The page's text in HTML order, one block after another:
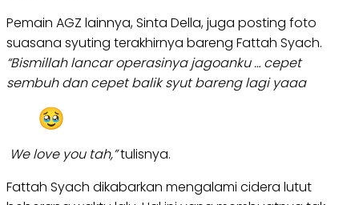
Pemain AGZ lainnya, Sinta Della, juga posting foto
suasana syuting terakhirnya bareng Fattah Syach.
“Bismillah lancar operasinya jagoanku … cepet
sembuh dan cepet balik syut bareng lagi yaaa
We love you tah,”tulisnya.
Fattah Syach dikabarkan mengalami cidera lutut